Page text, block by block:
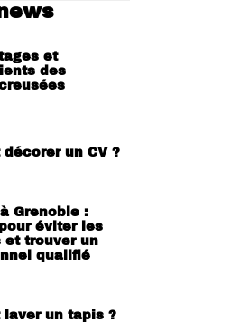
et
des
décorer un CV ?
Grenoble :
éviter les
et trouver un
qualifié
laver un tapis ?